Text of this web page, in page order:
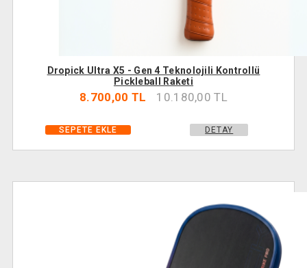
Dropick Ultra X5 - Gen 4 Teknolojili Kontrollü
Pickleball Raketi
8.700,00 TL 10.180,00 TL
SEPETE EKLE DETAY